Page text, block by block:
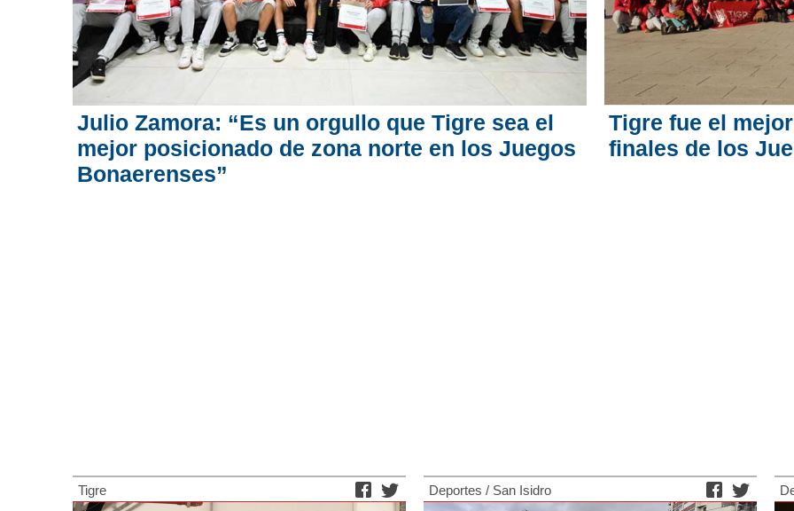
Julio Zamora: “Es un orgullo que Tigre sea el
mejor posicionado de zona norte en los Juegos
Bonaerenses”
Tigre fue el
finales de los
Tigre Deportes / San Isidro